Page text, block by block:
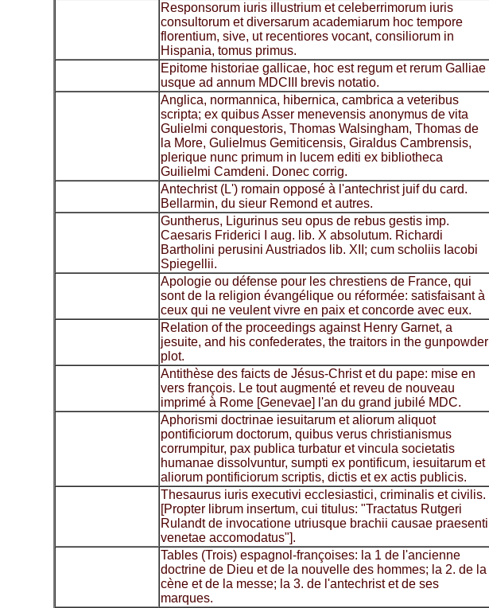
Responsorum iuris illustrium et celeberrimorum iuris
consultorum et diversarum academiarum hoc tempore
florentium, sive, ut recentiores vocant, consiliorum in
Hispania, tomus primus.
Epitome historiae gallicae, hoc est regum et rerum Galliae
usque ad annum MDCIII brevis notatio.
Anglica, normannica, hibernica, cambrica a veteribus
scripta; ex quibus Asser menevensis anonymus de vita
Gulielmi conquestoris, Thomas Walsingham, Thomas de
la More, Gulielmus Gemiticensis, Giraldus Cambrensis,
plerique nunc primum in lucem editi ex bibliotheca
Guilielmi Camdeni. Donec corrig.
Antechrist (L') romain opposé à l'antechrist juif du card.
Bellarmin, du sieur Remond et autres.
Guntherus, Ligurinus seu opus de rebus gestis imp.
Caesaris Friderici I aug. lib. X absolutum. Richardi
Bartholini perusini Austriados lib. XII; cum scholiis Iacobi
Spiegellii.
Apologie ou défense pour les chrestiens de France, qui
sont de la religion évangélique ou réformée: satisfaisant à
ceux qui ne veulent vivre en paix et concorde avec eux.
Relation of the proceedings against Henry Garnet, a
jesuite, and his confederates, the traitors in the gunpowder
plot.
Antithèse des faicts de Jésus-Christ et du pape: mise en
vers françois. Le tout augmenté et reveu de nouveau
imprimé à Rome [Genevae] l'an du grand jubilé MDC.
Aphorismi doctrinae iesuitarum et aliorum aliquot
pontificiorum doctorum, quibus verus christianismus
corrumpitur, pax publica turbatur et vincula societatis
humanae dissolvuntur, sumpti ex pontificum, iesuitarum et
aliorum pontificiorum scriptis, dictis et ex actis publicis.
Thesaurus iuris executivi ecclesiastici, criminalis et civilis.
[Propter librum insertum, cui titulus: "Tractatus Rutgeri
Rulandt de invocatione utriusque brachii causae praesenti
venetae accomodatus"].
Tables (Trois) espagnol-françoises: la 1 de l'ancienne
doctrine de Dieu et de la nouvelle des hommes; la 2. de la
cène et de la messe; la 3. de l'antechrist et de ses
marques.